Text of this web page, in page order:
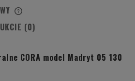
KOSZTÓW PŁATNOŚCI
(0)
CORA model Madryt 05 130